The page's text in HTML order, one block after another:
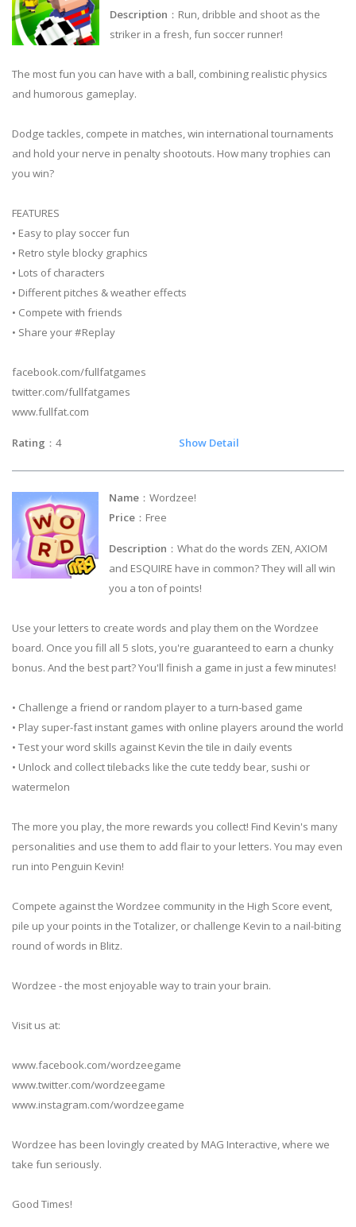
Description ：Run, dribble and shoot as the
striker in a fresh, fun soccer runner!
The most fun you can have with a ball, combining realistic physics
and humorous gameplay.
Dodge tackles, compete in matches, win international tournaments
and hold your nerve in penalty shootouts. How many trophies can
you win?
FEATURES
• Easy to play soccer fun
• Retro style blocky graphics
• Lots of characters
• Different pitches & weather effects
• Compete with friends
• Share your #Replay
facebook.com/fullfatgames
twitter.com/fullfatgames
www.fullfat.com
Rating ：4 Show Detail
Name ：Wordzee!
Price ：Free
Description ：What do the words ZEN, AXIOM
and ESQUIRE have in common? They will all win
you a ton of points!
Use your letters to create words and play them on the Wordzee
board. Once you fill all 5 slots, you're guaranteed to earn a chunky
bonus. And the best part? You'll finish a game in just a few minutes!
• Challenge a friend or random player to a turn-based game
• Play super-fast instant games with online players around the world
• Test your word skills against Kevin the tile in daily events
• Unlock and collect tilebacks like the cute teddy bear, sushi or
watermelon
The more you play, the more rewards you collect! Find Kevin's many
personalities and use them to add flair to your letters. You may even
run into Penguin Kevin!
Compete against the Wordzee community in the High Score event,
pile up your points in the Totalizer, or challenge Kevin to a nail-biting
round of words in Blitz.
Wordzee - the most enjoyable way to train your brain.
Visit us at:
www.facebook.com/wordzeegame
www.twitter.com/wordzeegame
www.instagram.com/wordzeegame
Wordzee has been lovingly created by MAG Interactive, where we
take fun seriously.
Good Times!